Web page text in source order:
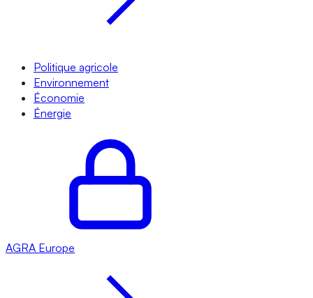
Politique agricole
Environnement
Économie
Énergie
AGRA Europe